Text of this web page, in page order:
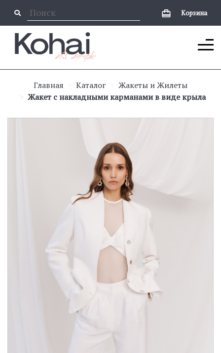
Корзина
Главная Каталог
Жакеты и Жилеты
Жакет с накладными карманами в виде крыла